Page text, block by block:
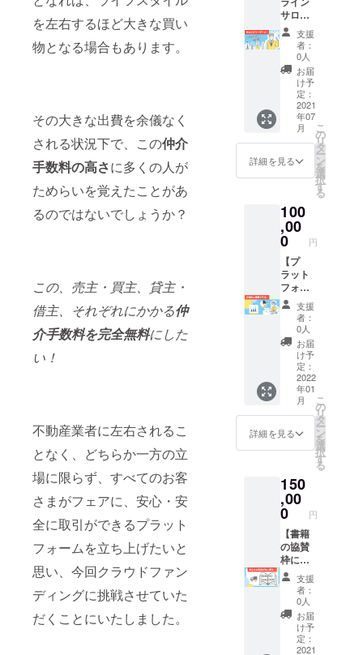
を左右するほど大きな買い
物となる場合もあります。
その大きな出費を余儀なく
される状況下で、この仲介
手数料の高さに多くの人が
ためらいを覚えたことがあ
るのではないでしょうか？
この、売主・買主、貸主・
借主、それぞれにかかる仲
介手数料を完全無料にした
い！
不動産業者に左右されるこ
となく、どちらか一方の立
場に限らず、すべてのお客
さまがフェアに、安心・安
全に取引ができるプラット
フォームを立ち上げたいと
思い、今回クラウドファン
ディングに挑戦させていた
だくことにいたしました。
ること
や会社
経営、
税金、
金融に
ついて
など、
長年の
経験か
ら培っ
てきた
実践的
な知識
ので、
これま
でにも
不動産
に限ら
ず、起
業の相
談や、
資産運
用、現
状の環
境から
独立す
るため
のアド
バイス
なども
求めら
の方に
喜んで
いただ
いてい
るコン
サル
ティン
グで
す。 ※
対面の
場合
は、弊
社兵庫
おため
し1時間
より、
もっと
しっか
りお話
する時
間をご
希望の
方は、
こちら
のプラ
ンでご
ためし
プラン
と変わ
らず、
ご相談
内容に
ついて
は問い
ませ
ん。 ※
対面の
場合
は、弊
社兵庫
県西宮
市のオ
フィス
でのみ
ンでの
セッ
ション
※日時
は、
メール
にてご
相談さ
せてい
ただき
ます。
サロン
でのグ
ループ
リー
ダーに
なれる
権利】
2021年
7月より
立ち上
げるオ
ンライ
ンサロ
ン内
理や企
画運営
をして
いくグ
ループ
リー
ダーに
なれる
権利で
す。 ・
このプ
ラット
ホーム
の補備
修正的
な企画
会議へ
の参加
・懇親
会の運
・活動
報
告
などを
グルー
プリー
ダーに
お任せ
する予
定で
す。 上
記の
他、イ
ベント
支援
者：
0人
お届
け予
定：
2021
年07
月
詳細を見る
こ
の
リ
タ
ー
ン
を
選
択
す
る
100
,00
0 円
【プ
ラット
フォー
ムサイ
トに1年
間広告
掲載で
きる権
利】 プ
ラット
フォー
ムの広
告枠
に、あ
なたの
ビジネ
告を掲
載でき
る権利
です。
通常15
万円の
ところ
を今回
に限
り、
100,000
円とさ
せてい
ただき
支援
者：
0人
お届
け予
定：
2022
年01
月
詳細を見る
こ
の
リ
タ
ー
ン
を
選
択
す
る
150
,00
0 円
【書籍
の協賛
枠にお
名前掲
載（書
籍1冊
付）】
上記の
書籍に
協賛枠
支援
者：
0人
お届
け予
定：
2021